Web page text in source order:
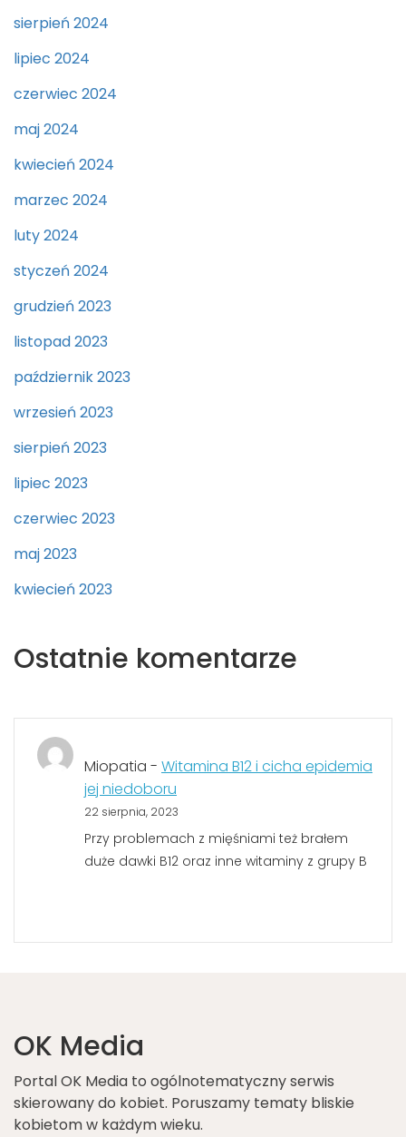
sierpień 2024
lipiec 2024
czerwiec 2024
maj 2024
kwiecień 2024
marzec 2024
luty 2024
styczeń 2024
grudzień 2023
listopad 2023
październik 2023
wrzesień 2023
sierpień 2023
lipiec 2023
czerwiec 2023
maj 2023
kwiecień 2023
Ostatnie komentarze
Miopatia - Witamina B12 i cicha epidemia
jej niedoboru
22 sierpnia, 2023
Przy problemach z mięśniami też brałem
duże dawki B12 oraz inne witaminy z grupy B
OK Media
Portal OK Media to ogólnotematyczny serwis
skierowany do kobiet. Poruszamy tematy bliskie
kobietom w każdym wieku.